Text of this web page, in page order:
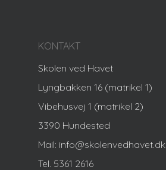
KONTAKT
Skolen ved Havet
Lyngbakken 16 (matrikel 1)
Vibehusvej 1 (matrikel 2)
3390 Hundested
Mail: info@skolenvedhavet.dk
Tel. 5361 2616